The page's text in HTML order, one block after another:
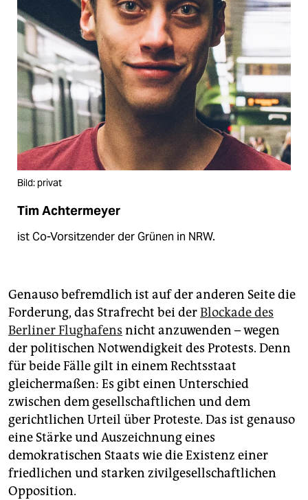
Bild: privat
Tim Achtermeyer
ist Co-Vorsitzender der Grünen in NRW.
Genauso befremdlich ist auf der anderen Seite die
Forderung, das Strafrecht bei derBlockade des
Berliner Flughafens nicht anzuwenden – wegen
der politischen Notwendigkeit des Protests. Denn
für beide Fälle gilt in einem Rechtsstaat
gleichermaßen: Es gibt einen Unterschied
zwischen dem gesellschaftlichen und dem
gerichtlichen Urteil über Proteste. Das ist genauso
eine Stärke und Auszeichnung eines
demokratischen Staats wie die Existenz einer
friedlichen und starken zivilgesellschaftlichen
Opposition.